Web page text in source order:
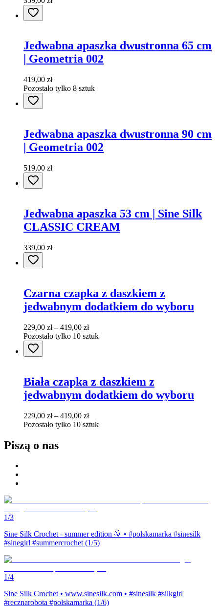
Jedwabna apaszka dwustronna 65 cm
| Geometria 002
419,00 zł
Pozostało tylko 8 sztuk
Jedwabna apaszka dwustronna 90 cm
| Geometria 002
519,00 zł
Jedwabna apaszka 53 cm | Sine Silk
CLASSIC CREAM
339,00 zł
Czarna czapka z daszkiem z
jedwabnym dodatkiem do wyboru
229,00 zł – 419,00 zł
Pozostało tylko 10 sztuk
Biała czapka z daszkiem z
jedwabnym dodatkiem do wyboru
229,00 zł – 419,00 zł
Pozostało tylko 10 sztuk
Piszą o nas
1/3
Sine Silk Crochet - summer edition 🌞 • #polskamarka #sinesilk
#sinegirl #summercrochet (1/5)
1/4
Sine Silk Crochet • www.sinesilk.com • #sinesilk #silkgirl
#recznarobota #polskamarka (1/6)